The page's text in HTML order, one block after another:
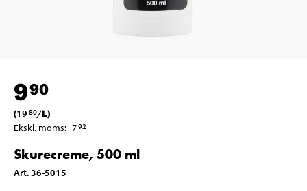
990
(19 80/L)
Ekskl. moms: 792
Skurecreme, 500 ml
Art. 36-5015